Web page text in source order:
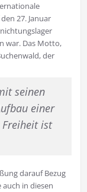
27. Januar
war. Das Motto,
der
seinen
einer
Freiheit ist
darauf Bezug
in diesen